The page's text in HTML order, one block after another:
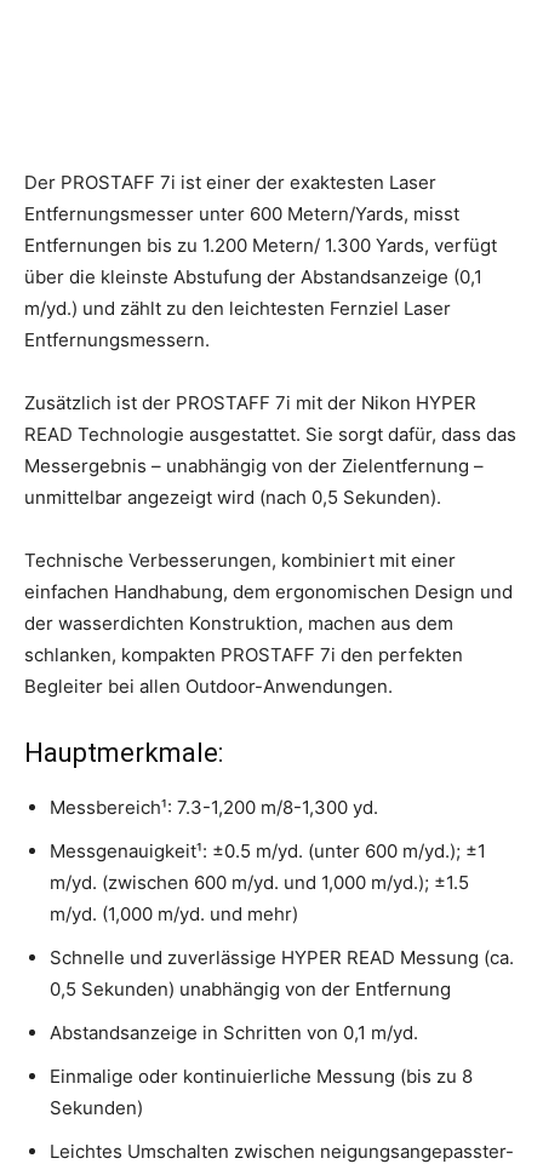
Der PROSTAFF 7i ist einer der exaktesten Laser
Entfernungsmesser unter 600 Metern/Yards, misst
Entfernungen bis zu 1.200 Metern/ 1.300 Yards, verfügt
über die kleinste Abstufung der Abstandsanzeige (0,1
m/yd.) und zählt zu den leichtesten Fernziel Laser
Entfernungsmessern.
Zusätzlich ist der PROSTAFF 7i mit der Nikon HYPER
READ Technologie ausgestattet. Sie sorgt dafür, dass das
Messergebnis – unabhängig von der Zielentfernung –
unmittelbar angezeigt wird (nach 0,5 Sekunden).
Technische Verbesserungen, kombiniert mit einer
einfachen Handhabung, dem ergonomischen Design und
der wasserdichten Konstruktion, machen aus dem
schlanken, kompakten PROSTAFF 7i den perfekten
Begleiter bei allen Outdoor-Anwendungen.
Hauptmerkmale:
Messbereich¹: 7.3-1,200 m/8-1,300 yd.
Messgenauigkeit¹: ±0.5 m/yd. (unter 600 m/yd.); ±1
m/yd. (zwischen 600 m/yd. und 1,000 m/yd.); ±1.5
m/yd. (1,000 m/yd. und mehr)
Schnelle und zuverlässige HYPER READ Messung (ca.
0,5 Sekunden) unabhängig von der Entfernung
Abstandsanzeige in Schritten von 0,1 m/yd.
Einmalige oder kontinuierliche Messung (bis zu 8
Sekunden)
Leichtes Umschalten zwischen neigungsangepasster-